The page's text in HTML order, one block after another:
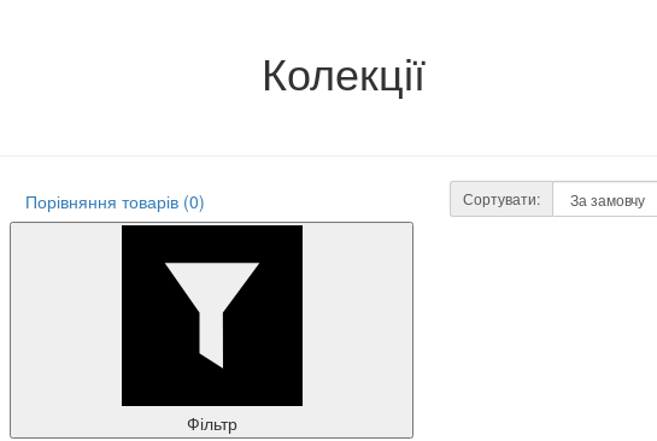
Колекції
Порівняння товарів (0)
Фільтр
Сортувати: